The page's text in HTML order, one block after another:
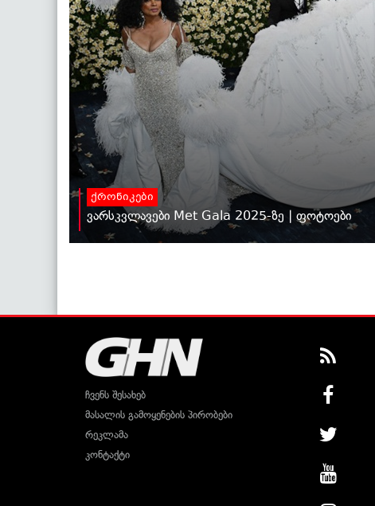
ქრონიკები
ვარსკვლავები Met Gala 2025-ზე | ფოტოები
ჩვენს შესახებ
მასალის გამოყენების პირობები
რეკლამა
კონტაქტი